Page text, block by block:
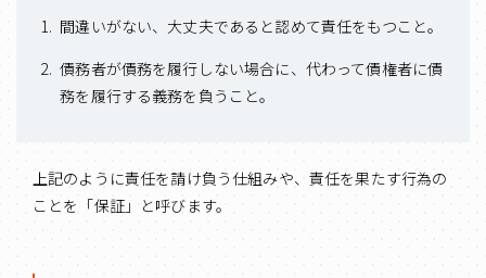
1. 間違いがない、大丈夫であると認めて責任をもつこと。
2. 債務者が債務を履行しない場合に、代わって債権者に債
務を履行する義務を負うこと。
上記のように責任を請け負う仕組みや、責任を果たす行為の
ことを「保証」と呼びます。